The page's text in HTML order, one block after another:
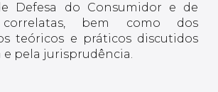
Defesa do Consumidor e de
correlatas, bem como dos
teóricos e práticos discutidos
pela jurisprudência.